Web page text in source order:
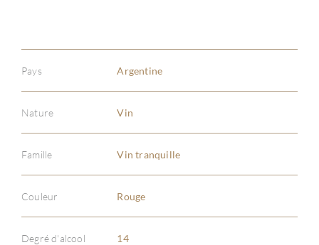
Pays Argentine
Nature Vin
Famille Vin tranquille
Couleur Rouge
Degré d'alcool 14